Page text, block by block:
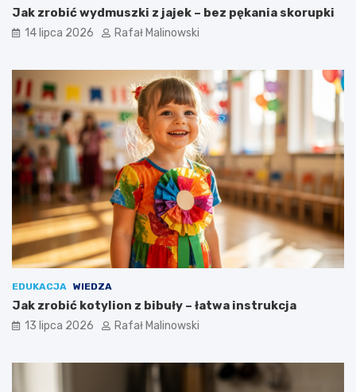
Jak zrobić wydmuszki z jajek – bez pękania skorupki
14 lipca 2026 Rafał Malinowski
EDUKACJA WIEDZA
Jak zrobić kotylion z bibuły – łatwa instrukcja
13 lipca 2026 Rafał Malinowski